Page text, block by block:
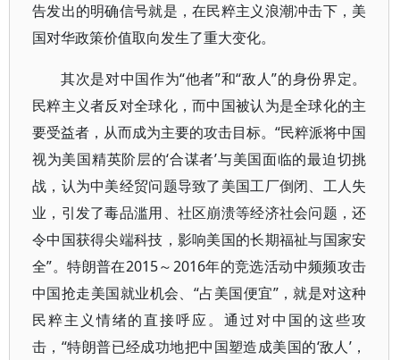
告发出的明确信号就是，在民粹主义浪潮冲击下，美
国对华政策价值取向发生了重大变化。
其次是对中国作为“他者”和“敌人”的身份界定。
民粹主义者反对全球化，而中国被认为是全球化的主
要受益者，从而成为主要的攻击目标。“民粹派将中国
视为美国精英阶层的‘合谋者’与美国面临的最迫切挑
战，认为中美经贸问题导致了美国工厂倒闭、工人失
业，引发了毒品滥用、社区崩溃等经济社会问题，还
令中国获得尖端科技，影响美国的长期福祉与国家安
全”。特朗普在2015～2016年的竞选活动中频频攻击
中国抢走美国就业机会、“占美国便宜”，就是对这种
民粹主义情绪的直接呼应。通过对中国的这些攻
击，“特朗普已经成功地把中国塑造成美国的‘敌人’，